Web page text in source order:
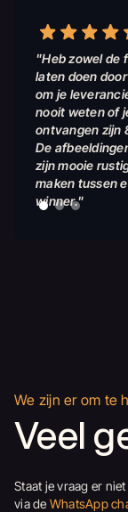
"Heb zowel de
laten doen
om je
nooit weten of
ontvangen zijn
De
zijn mooie
maken tussen
winner."
We zijn er om te
Veel
Staat je vraag er
via de WhatsApp